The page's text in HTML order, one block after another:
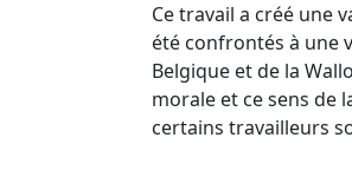
Ce travail a créé une
été confrontés à une
Belgique et de la
morale et ce sens de
certains travailleurs